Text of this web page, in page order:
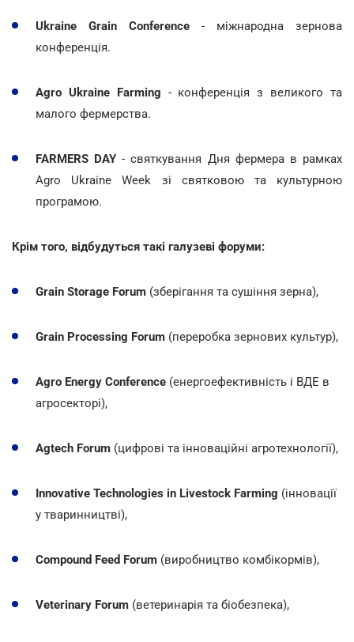
Ukraine Grain Conference - міжнародна зернова
конференція.
Agro Ukraine Farming - конференція з великого та
малого фермерства.
FARMERS DAY - святкування Дня фермера в рамках
Agro Ukraine Week зі святковою та культурною
програмою.
Крім того, відбудуться такі галузеві форуми:
Grain Storage Forum (зберігання та сушіння зерна),
Grain Processing Forum (переробка зернових культур),
Agro Energy Conference (енергоефективність і ВДЕ в
агросекторі),
Agtech Forum (цифрові та інноваційні агротехнології),
Innovative Technologies in Livestock Farming (інновації
у тваринництві),
Compound Feed Forum (виробництво комбікормів),
Veterinary Forum (ветеринарія та біобезпека),